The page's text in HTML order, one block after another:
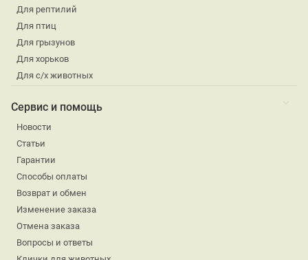
Для рептилий
Для птиц
Для грызунов
Для хорьков
Для с/х животных
Сервис и помощь
Новости
Статьи
Гарантии
Способы оплаты
Возврат и обмен
Изменение заказа
Отмена заказа
Вопросы и ответы